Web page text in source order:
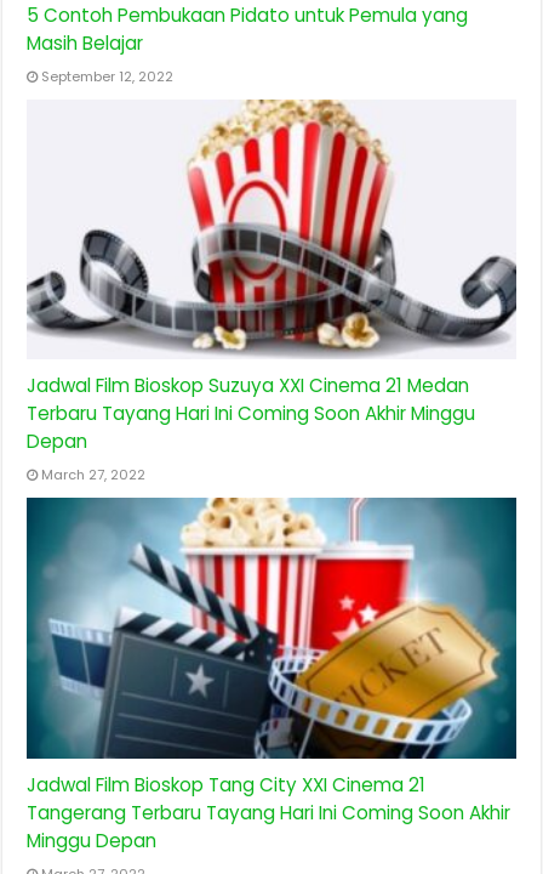
5 Contoh Pembukaan Pidato untuk Pemula yang
Masih Belajar
September 12, 2022
Jadwal Film Bioskop Suzuya XXI Cinema 21 Medan
Terbaru Tayang Hari Ini Coming Soon Akhir Minggu
Depan
March 27, 2022
Jadwal Film Bioskop Tang City XXI Cinema 21
Tangerang Terbaru Tayang Hari Ini Coming Soon Akhir
Minggu Depan